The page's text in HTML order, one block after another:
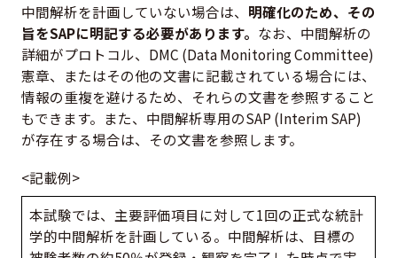
中間解析を計画していない場合は、 明確化のため、その
旨をSAPに明記する必要があります。 なお、中間解析の
詳細がプロトコル、DMC (Data Monitoring Committee)
憲章、またはその他の文書に記載されている場合には、
情報の重複を避けるため、それらの文書を参照すること
もできます。また、中間解析専用のSAP (Interim SAP)
が存在する場合は、その文書を参照します。
<記載例>
本試験では、主要評価項目に対して1回の正式な統計
学的中間解析を計画している。中間解析は、目標の